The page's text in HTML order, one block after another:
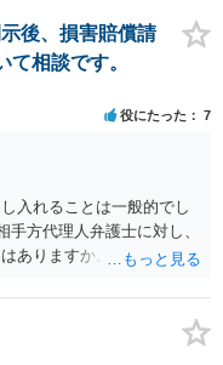
後、損害賠償請
相談です。
役にたった 7
入れることは一般的でし
方代理人弁護士に対し、
ありますか。 →弁護士で
指摘されるでしょう。 弁
で示談交渉を行う際に注
らないことが出てきたら